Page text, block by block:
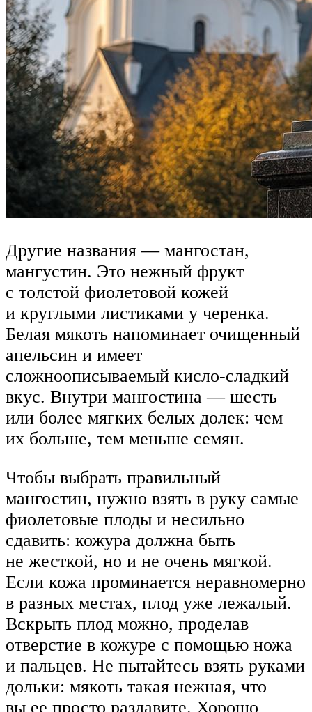
Другие названия — мангостан,
мангустин. Это нежный фрукт
с толстой фиолетовой кожей
и круглыми листиками у черенка.
Белая мякоть напоминает очищенный
апельсин и имеет
сложноописываемый кисло-сладкий
вкус. Внутри мангостина — шесть
или более мягких белых долек: чем
их больше, тем меньше семян.
Чтобы выбрать правильный
мангостин, нужно взять в руку самые
фиолетовые плоды и несильно
сдавить: кожура должна быть
не жесткой, но и не очень мягкой.
Если кожа проминается неравномерно
в разных местах, плод уже лежалый.
Вскрыть плод можно, проделав
отверстие в кожуре с помощью ножа
и пальцев. Не пытайтесь взять руками
дольки: мякоть такая нежная, что
вы ее просто раздавите. Хорошо